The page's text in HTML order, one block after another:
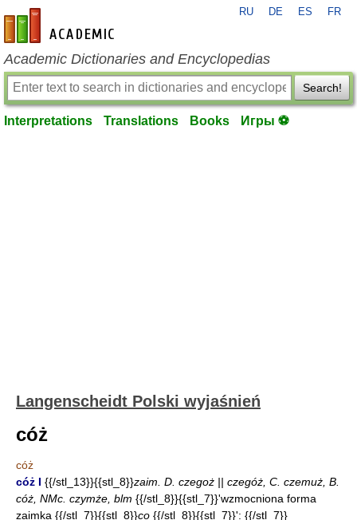
en-academic.com
RU DE ES FR
Academic Dictionaries and Encyclopedias
Search!
Interpretations Translations Books Игры ⚽
Langenscheidt Polski wyjaśnień
cóż
cóż
cóż I {{/stl_13}}{{stl_8}}zaim. D. czegoż || czegóż, C. czemuż, B.
cóż, NMc. czymże, blm {{/stl_8}}{{stl_7}}'wzmocniona forma
zaimka {{/stl_7}}{{stl_8}}co {{/stl_8}}{{stl_7}}': {{/stl_7}}